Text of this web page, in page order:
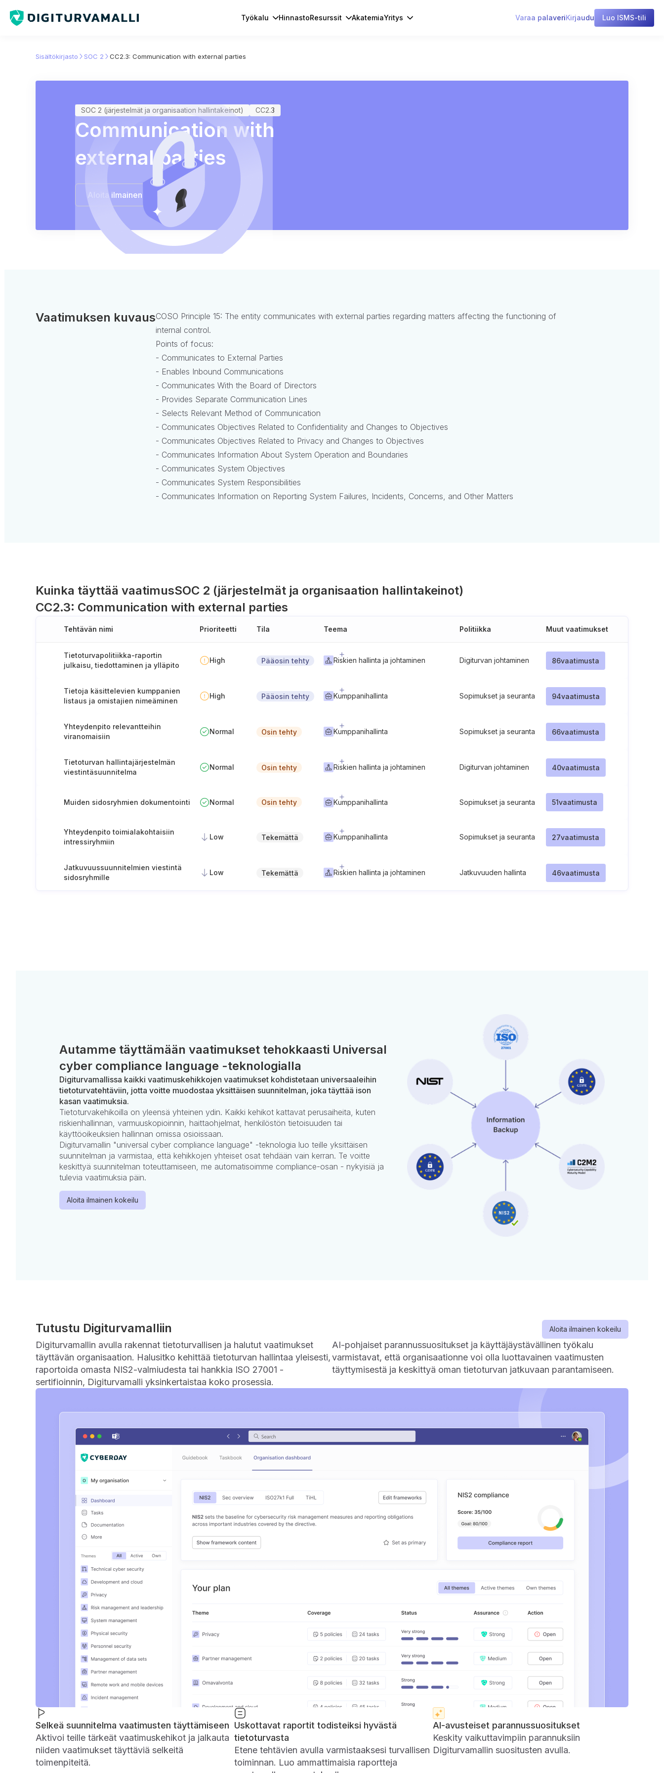
Työkalu HinnastoResurssit AkatemiaYritys Varaa palaveriKirjaudu Luo ISMS-tili
Sisältökirjasto SOC 2 CC2.3: Communication with external parties
SOC 2 (järjestelmät ja organisaation hallintakeinot) CC2.3
Communication with
external parties
Aloita ilmainen kokeilu
Vaatimuksen kuvausCOSO Principle 15: The entity communicates with external parties regarding matters affecting the functioning of
internal control.
Points of focus:
- Communicates to External Parties
- Enables Inbound Communications
- Communicates With the Board of Directors
- Provides Separate Communication Lines
- Selects Relevant Method of Communication
- Communicates Objectives Related to Confidentiality and Changes to Objectives
- Communicates Objectives Related to Privacy and Changes to Objectives
- Communicates Information About System Operation and Boundaries
- Communicates System Objectives
- Communicates System Responsibilities
- Communicates Information on Reporting System Failures, Incidents, Concerns, and Other Matters
Kuinka täyttää vaatimusSOC 2 (järjestelmät ja organisaation hallintakeinot)
CC2.3: Communication with external parties
Tehtävän nimi Prioriteetti Tila Teema Politiikka Muut vaatimukset
Tietoturvapolitiikka-raportin
julkaisu, tiedottaminen ja ylläpito
High Pääosin tehty Riskien hallinta ja johtaminen Digiturvan johtaminen 86vaatimusta
Tietoja käsittelevien kumppanien
listaus ja omistajien nimeäminen
High Pääosin tehty Kumppanihallinta Sopimukset ja seuranta 94vaatimusta
Yhteydenpito relevantteihin
viranomaisiin
Normal Osin tehty Kumppanihallinta Sopimukset ja seuranta 66vaatimusta
Tietoturvan hallintajärjestelmän
viestintäsuunnitelma
Normal Osin tehty Riskien hallinta ja johtaminen Digiturvan johtaminen 40vaatimusta
Muiden sidosryhmien dokumentointi Normal Osin tehty Kumppanihallinta Sopimukset ja seuranta 51vaatimusta
Yhteydenpito toimialakohtaisiin
intressiryhmiin
Low Tekemättä Kumppanihallinta Sopimukset ja seuranta 27vaatimusta
Jatkuvuussuunnitelmien viestintä
sidosryhmille
Low Tekemättä Riskien hallinta ja johtaminen Jatkuvuuden hallinta 46vaatimusta
Autamme täyttämään vaatimukset tehokkaasti Universal
cyber compliance language -teknologialla
Digiturvamallissa kaikki vaatimuskehikkojen vaatimukset kohdistetaan universaaleihin
tietoturvatehtäviin, jotta voitte muodostaa yksittäisen suunnitelman, joka täyttää ison
kasan vaatimuksia.
Tietoturvakehikoilla on yleensä yhteinen ydin. Kaikki kehikot kattavat perusaiheita, kuten
riskienhallinnan, varmuuskopioinnin, haittaohjelmat, henkilöstön tietoisuuden tai
käyttöoikeuksien hallinnan omissa osioissaan.
Digiturvamallin "universal cyber compliance language" -teknologia luo teille yksittäisen
suunnitelman ja varmistaa, että kehikkojen yhteiset osat tehdään vain kerran. Te voitte
keskittyä suunnitelman toteuttamiseen, me automatisoimme compliance-osan - nykyisiä ja
tulevia vaatimuksia päin.
Aloita ilmainen kokeilu
Tutustu Digiturvamalliin Aloita ilmainen kokeilu
Digiturvamallin avulla rakennat tietoturvallisen ja halutut vaatimukset
täyttävän organisaation. Halusitko kehittää tietoturvan hallintaa yleisesti,
raportoida omasta NIS2-valmiudesta tai hankkia ISO 27001 -
sertifioinnin, Digiturvamalli yksinkertaistaa koko prosessia.
AI-pohjaiset parannussuositukset ja käyttäjäystävällinen työkalu
varmistavat, että organisaationne voi olla luottavainen vaatimusten
täyttymisestä ja keskittyä oman tietoturvan jatkuvaan parantamiseen.
Selkeä suunnitelma vaatimusten täyttämiseen
Aktivoi teille tärkeät vaatimuskehikot ja jalkauta
niiden vaatimukset täyttäviä selkeitä
toimenpiteitä.
Uskottavat raportit todisteiksi hyvästä
tietoturvasta
Etene tehtävien avulla varmistaaksesi turvallisen
toiminnan. Luo ammattimaisia ​​raportteja
AI-avusteiset parannussuositukset
Keskity vaikuttavimpiin parannuksiin
Digiturvamallin suositusten avulla.